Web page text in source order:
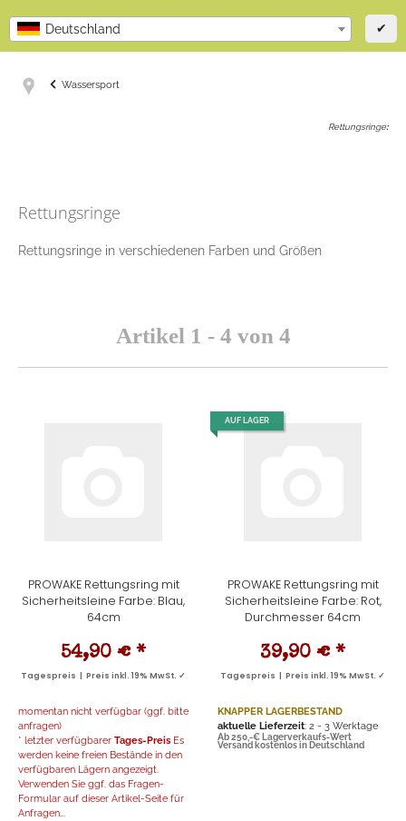
Deutschland ✔
Wassersport
Rettungsringe:
Rettungsringe
Rettungsringe in verschiedenen Farben und Größen
Artikel 1 - 4 von 4
PROWAKE Rettungsring mit
Sicherheitsleine Farbe: Blau,
64cm
54,90 € *
Tagespreis | Preis inkl. 19% MwSt. ✓
momentan nicht verfügbar (ggf. bitte
anfragen)
* letzter verfügbarer Tages-Preis Es
werden keine freien Bestände in den
verfügbaren Lägern angezeigt.
Verwenden Sie ggf. das Fragen-
Formular auf dieser Artikel-Seite für
Anfragen...
AUF LAGER
PROWAKE Rettungsring mit
Sicherheitsleine Farbe: Rot,
Durchmesser 64cm
39,90 € *
Tagespreis | Preis inkl. 19% MwSt. ✓
KNAPPER LAGERBESTAND
aktuelle Lieferzeit: 2 - 3 Werktage
Ab 250,-€ Lagerverkaufs-Wert
Versand kostenlos in Deutschland